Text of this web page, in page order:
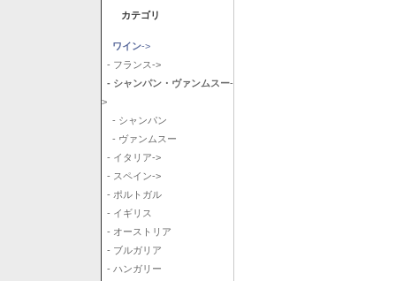
カテゴリ
ワイン->
- フランス->
- シャンパン・ヴァンムスー-
>
- シャンパン
- ヴァンムスー
- イタリア->
- スペイン->
- ポルトガル
- イギリス
- オーストリア
- ブルガリア
- ハンガリー